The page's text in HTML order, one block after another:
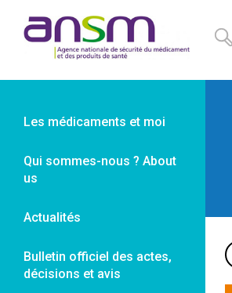
Les médicaments et moi
Qui sommes-nous ? About
us
Actualités
Bulletin officiel des actes,
décisions et avis